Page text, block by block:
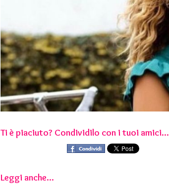
Ti è piaciuto? Condividilo con i tuoi amici...
Leggi anche...